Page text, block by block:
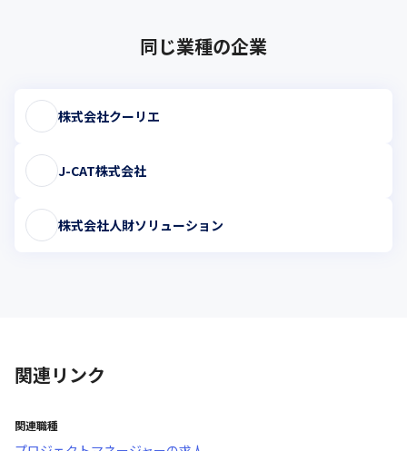
同じ業種の企業
株式会社クーリエ
J-CAT株式会社
株式会社人財ソリューション
関連リンク
関連職種